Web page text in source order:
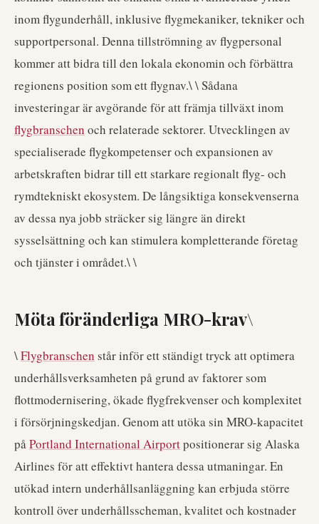
inom flygunderhåll, inklusive flygmekaniker, tekniker och
supportpersonal. Denna tillströmning av flygpersonal
kommer att bidra till den lokala ekonomin och förbättra
regionens position som ett flygnav.\ \ Sådana
investeringar är avgörande för att främja tillväxt inom
flygbranschen och relaterade sektorer. Utvecklingen av
specialiserade flygkompetenser och expansionen av
arbetskraften bidrar till ett starkare regionalt flyg- och
rymdtekniskt ekosystem. De långsiktiga konsekvenserna
av dessa nya jobb sträcker sig längre än direkt
sysselsättning och kan stimulera kompletterande företag
och tjänster i området.\ \
Möta föränderliga MRO-krav\
\Flygbranschen står inför ett ständigt tryck att optimera
underhållsverksamheten på grund av faktorer som
flottmodernisering, ökade flygfrekvenser och komplexitet
i försörjningskedjan. Genom att utöka sin MRO-kapacitet
påPortland International Airportpositionerar sig Alaska
Airlines för att effektivt hantera dessa utmaningar. En
utökad intern underhållsanläggning kan erbjuda större
kontroll över underhållsscheman, kvalitet och kostnader